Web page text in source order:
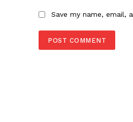
Save my name, email,